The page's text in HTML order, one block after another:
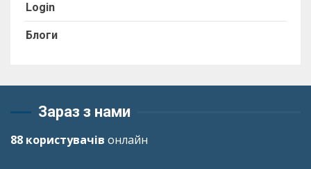
Login
Блоги
Зараз з нами
88 користувачів онлайн